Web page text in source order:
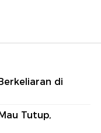
di
Tutup,